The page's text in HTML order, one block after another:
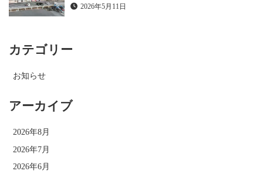
2026年5月11日
カテゴリー
お知らせ
アーカイブ
2026年8月
2026年7月
2026年6月